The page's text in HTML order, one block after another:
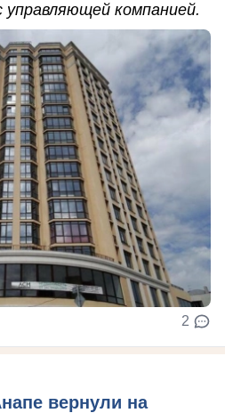
управляющей компанией.
2
вернули на